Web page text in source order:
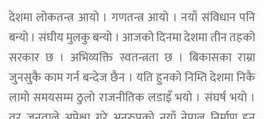
देशमा लोकतन्त्र आयो । गणतन्त्र आयो । नयाँ संविधान पनि
बन्यो । संघीय मुलकु बन्यो । आजको दिनमा देशमा तीन तहको
सरकार छ । अभिव्यक्ति स्वतन्त्रता छ । बिकासका राम्रा
जुनसुकै काम गर्न बन्देज छैन । यति हुनको निम्ति देशमा निकै
लामो समयसम्म ठुलो राजनीतिक लडाइँ भयो । संघर्ष भयो ।